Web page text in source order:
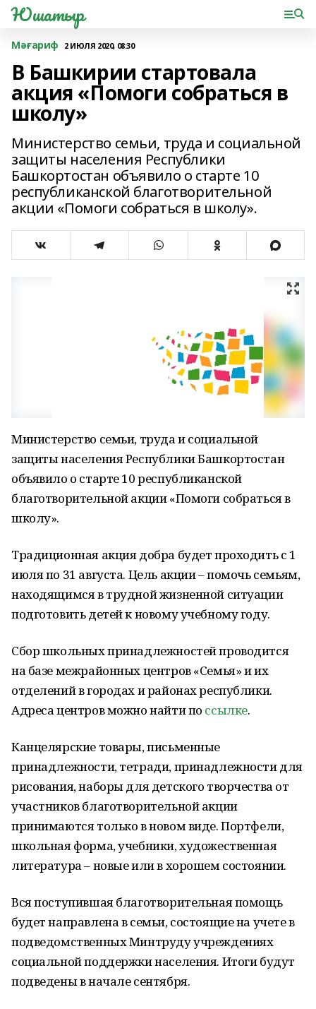
Юшатыр
Мәғариф 2 ИЮЛЯ 2020, 08:30
В Башкирии стартовала
акция «Помоги собраться в
школу»
Министерство семьи, труда и социальной
защиты населения Республики
Башкортостан объявило о старте 10
республиканской благотворительной
акции «Помоги собраться в школу».
Министерство семьи, труда и социальной
защиты населения Республики Башкортостан
объявило о старте 10 республиканской
благотворительной акции «Помоги собраться в
школу».
Традиционная акция добра будет проходить с 1
июля по 31 августа. Цель акции – помочь семьям,
находящимся в трудной жизненной ситуации
подготовить детей к новому учебному году.
Сбор школьных принадлежностей проводится
на базе межрайонных центров «Семья» и их
отделений в городах и районах республики.
Адреса центров можно найти по ссылке.
Канцелярские товары, письменные
принадлежности, тетради, принадлежности для
рисования, наборы для детского творчества от
участников благотворительной акции
принимаются только в новом виде. Портфели,
школьная форма, учебники, художественная
литература – новые или в хорошем состоянии.
Вся поступившая благотворительная помощь
будет направлена в семьи, состоящие на учете в
подведомственных Минтруду учреждениях
социальной поддержки населения. Итоги будут
подведены в начале сентября.